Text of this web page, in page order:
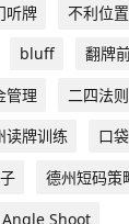
听牌 不利位置
bluff
翻牌
管理 二四法则
读牌训练
口
德州短码策
Angle Shoot